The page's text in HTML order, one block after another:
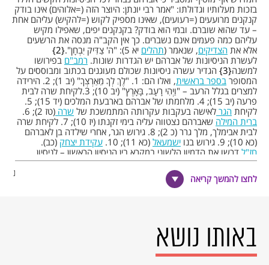
בזכות מעלותיו וגדולתו: "אמר רבי יונתן: היוצר הזה (=אלוהים) אינו בודק
קנקנים מרועעים (=רעועים), שאינו מספיק לקוש (=להקיש) עליהם אחת
– עד שהוא שוברם. ובמי הוא בודק? בקנקנים יפים, שאפילו מקיש
עליהם כמה פעמים אינם נשברים. כך אין הקב"ה מנסה את הרשעים
אלא את הצדיקים, שנאמר (תהלים יא 5): "ה' צַדִּיק יִבְחָן".
2
לעשרת הניסיונות של אברהם יש הגדרות שונות. רמב"ם בפירושו
למשנה 3 הגדיר עשרה ניסיונות שכולם מעוגנים בכתוב ומבוססים על
המסופר בספר בראשית
, ואלו הם: 1. "לֶךְ לְךָ מֵאַרְצְךָ" (יב 1); 2. הירידה
למצרים בגלל הרעב – "וַיְהִי רָעָב, בָּאָרֶץ" (יב 10); 3.לקיחת שרה לבית
פרעה (יב 15); 4. מלחמתו של אברהם בארבעת המלכים (יד 15); 5.
לקיחת הגר לאישה בעקבות עקרותה המתמשכת של שרה (טז 2); 6.
ברית המילה
שאברהם נצטווה עליה בימי זקנתו (יז 10); 7. לקיחת שרה
לבית אבימלך, מלך גרר (כ 2); 8. גירוש הגר, אחרי שילדה בן לאברהם
(כא 10); 9. גירוש בנו
ישמעאל (כא 11); 10. עקידת יצחק (כב).
חז"ל דרשו את הדמיון הלשוני במקרא בין הניסיון הראשון – לניסיון
האחרון: בשני הניסיונות האלה פותח הציווי בביטוי היחידאי "לך לך";
בשניהם יש דירוג של הקושי בניסיון: בניסיון הראשון אברהם נדרש לצאת
"מֵאַרְצְךָ וּמִמּוֹלַדְתְּךָ וּמִבֵּית אָבִיךָ" – ובניסיון האחרון הוא נצטווה לקחת
משהה הקדוש ברוך הוא ומתלא עיניהם של צדיקים (=גורם לצדיקים
לתלות בו עיניהם, לחכות), ואחר כך הוא מגלה להם טעמו של דבר."
המסורת על עשרת הניסיונות של אברהם נזכרים גם באחד הספרים
לחצו להמשך קריאה
באותו נושא